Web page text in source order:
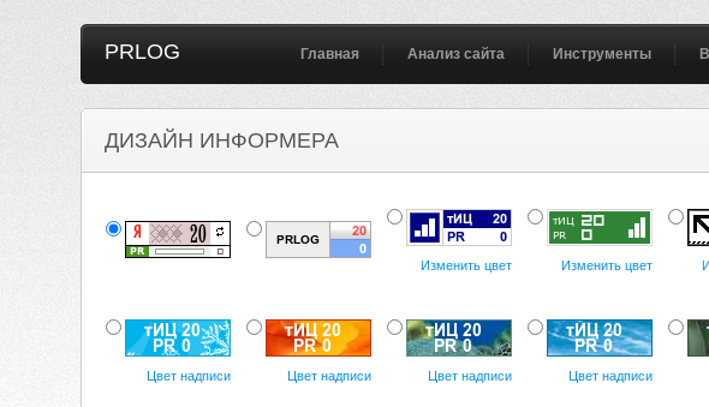
PRLOG Главная Анализ сайта Инструменты
ДИЗАЙН ИНФОРМЕРА
Изменить цвет Изменить цвет
Цвет надписи Цвет надписи Цвет надписи Цвет надписи